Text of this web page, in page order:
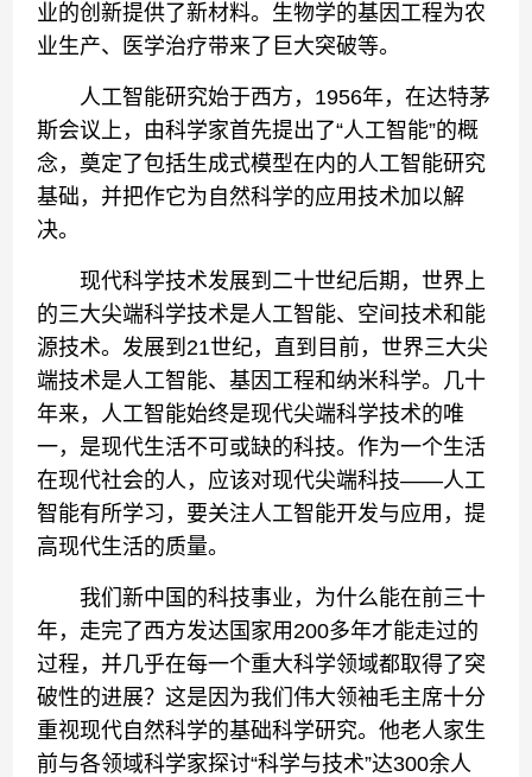
业的创新提供了新材料。生物学的基因工程为农
业生产、医学治疗带来了巨大突破等。
人工智能研究始于西方，1956年，在达特茅
斯会议上，由科学家首先提出了“人工智能”的概
念，奠定了包括生成式模型在内的人工智能研究
基础，并把作它为自然科学的应用技术加以解
决。
现代科学技术发展到二十世纪后期，世界上
的三大尖端科学技术是人工智能、空间技术和能
源技术。发展到21世纪，直到目前，世界三大尖
端技术是人工智能、基因工程和纳米科学。几十
年来，人工智能始终是现代尖端科学技术的唯
一，是现代生活不可或缺的科技。作为一个生活
在现代社会的人，应该对现代尖端科技——人工
智能有所学习，要关注人工智能开发与应用，提
高现代生活的质量。
我们新中国的科技事业，为什么能在前三十
年，走完了西方发达国家用200多年才能走过的
过程，并几乎在每一个重大科学领域都取得了突
破性的进展？这是因为我们伟大领袖毛主席十分
重视现代自然科学的基础科学研究。他老人家生
前与各领域科学家探讨“科学与技术”达300余人